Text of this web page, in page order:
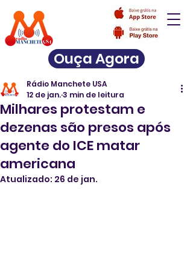
Ouça Agora
Milhares protestam e
dezenas são presos após
agente do ICE matar
americana
Rádio Manchete USA
12 de jan.3 min de leitura
Atualizado: 26 de jan.